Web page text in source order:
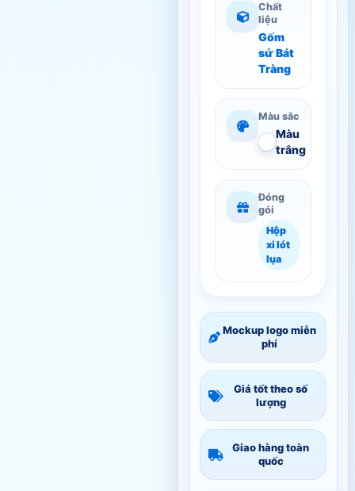
Chất
liệu
Gốm
sứ Bát
Tràng
Màu sắc
Màu
trắng
Đóng
gói
Hộp
xi lót
lụa
Mockup logo miễn
phí
Giá tốt theo số
lượng
Giao hàng toàn
quốc